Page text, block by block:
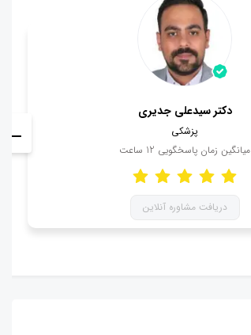
دکتر سیدعلی جدیری
پزشکی
میانگین زمان پاسخگویی 12 ساعت
دریافت مشاوره آنلاین